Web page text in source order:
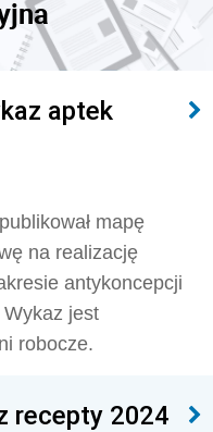
aptek
mapę
na realizację
antykoncepcji
Wykaz jest
robocze.
recepty 2024